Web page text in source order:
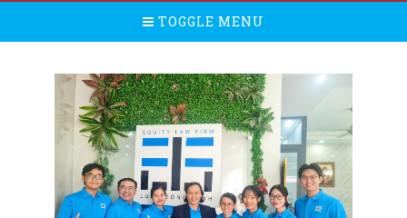
TOGGLE MENU